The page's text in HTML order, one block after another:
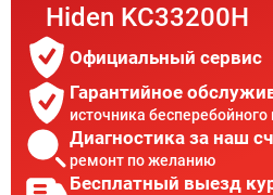
Hiden KC33200H
Официальный сервис
Гарантийное
источника
Диагностика за наш
ремонт по желанию
Бесплатный выезд